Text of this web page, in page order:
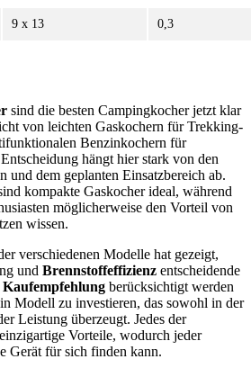
9 x 13 0,3
sind die besten Campingkocher jetzt klar
von leichten Gaskochern für Trekking-
Benzinkochern für
hängt hier stark von den
und dem geplanten Einsatzbereich ab.
kompakte Gaskocher ideal, während
möglicherweise den Vorteil von
wissen.
verschiedenen Modelle hat gezeigt,
und Brennstoffeffizienz entscheidende
Kaufempfehlung berücksichtigt werden
Modell zu investieren, das sowohl in der
Leistung überzeugt. Jedes der
Vorteile, wodurch jeder
Gerät für sich finden kann.